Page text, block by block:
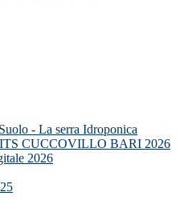
- La serra Idroponica
ITS CUCCOVILLO BARI 2026
2026